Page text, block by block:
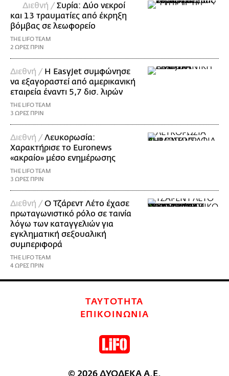
Διεθνή /Συρία: Δύο νεκροί
και 13 τραυματίες από έκρηξη
βόμβας σε λεωφορείο
THE LIFO TEAM
2 ΩΡΕΣ ΠΡΙΝ
Διεθνή / Η EasyJet συμφώνησε
να εξαγοραστεί από αμερικανική
εταιρεία έναντι 5,7 δισ. λιρών
THE LIFO TEAM
3 ΩΡΕΣ ΠΡΙΝ
Διεθνή /Λευκορωσία:
Χαρακτήρισε το Euronews
«ακραίο» μέσο ενημέρωσης
THE LIFO TEAM
3 ΩΡΕΣ ΠΡΙΝ
Διεθνή /Ο Τζάρεντ Λέτο έχασε
πρωταγωνιστικό ρόλο σε ταινία
λόγω των καταγγελιών για
εγκληματική σεξουαλική
συμπεριφορά
THE LIFO TEAM
4 ΩΡΕΣ ΠΡΙΝ
ΤΑΥΤΟΤΗΤΑ
ΕΠΙΚΟΙΝΩΝΙΑ